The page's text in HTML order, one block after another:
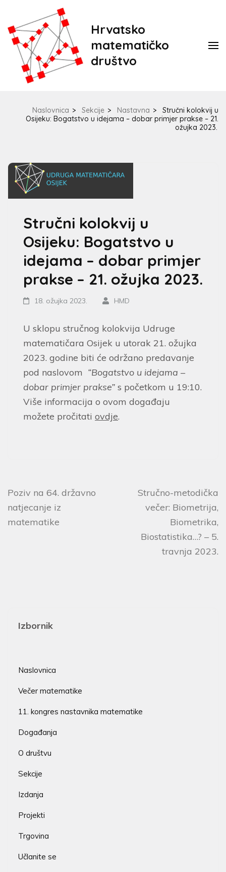
Hrvatsko
matematičko
društvo
Naslovnica > Sekcije > Nastavna >
Stručni kolokvij u
Osijeku: Bogatstvo u idejama – dobar primjer prakse – 21.
ožujka 2023.
Stručni kolokvij u
Osijeku: Bogatstvo u
idejama – dobar primjer
prakse – 21. ožujka 2023.
18. ožujka 2023. HMD
U sklopu stručnog kolokvija Udruge
matematičara Osijek u utorak 21. ožujka
2023. godine biti će održano predavanje
pod naslovom “Bogatstvo u idejama –
dobar primjer prakse” s početkom u 19:10.
Više informacija o ovom događaju
možete pročitati ovdje.
Poziv na 64. državno
natjecanje iz
matematike
Stručno-metodička
večer: Biometrija,
Biometrika,
Biostatistika…? – 5.
travnja 2023.
Izbornik
Naslovnica
Večer matematike
11. kongres nastavnika matematike
Događanja
O društvu
Sekcije
Izdanja
Projekti
Trgovina
Učlanite se